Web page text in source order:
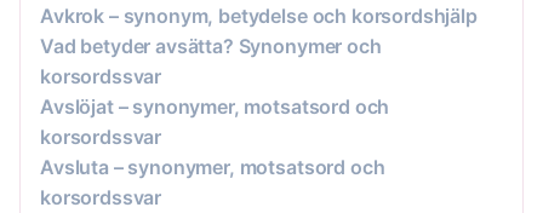
Avkrok – synonym, betydelse och korsordshjälp
Vad betyder avsätta? Synonymer och
korsordssvar
Avslöjat – synonymer, motsatsord och
korsordssvar
Avsluta – synonymer, motsatsord och
korsordssvar